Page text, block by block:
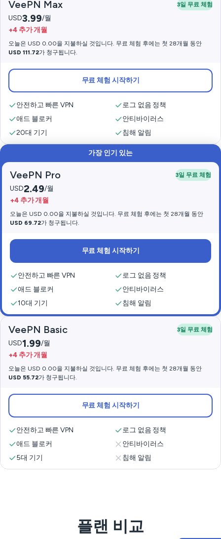
VeePN Max 3일 무료 체험
USD3.99/월
+4 추가 개월
오늘은 USD 0.00을 지불하실 것입니다. 무료 체험 후에는 첫 28개월 동안
USD 111.72가 청구됩니다.
무료 체험 시작하기
안전하고 빠른 VPN
로그 없음 정책
애드 블로커
안티바이러스
20대 기기
침해 알림
가장 인기 있는
VeePN Pro 3일 무료 체험
USD2.49/월
+4 추가 개월
오늘은 USD 0.00을 지불하실 것입니다. 무료 체험 후에는 첫 28개월 동안
USD 69.72가 청구됩니다.
무료 체험 시작하기
안전하고 빠른 VPN
로그 없음 정책
애드 블로커
안티바이러스
10대 기기
침해 알림
VeePN Basic 3일 무료 체험
USD1.99/월
+4 추가 개월
오늘은 USD 0.00을 지불하실 것입니다. 무료 체험 후에는 첫 28개월 동안
USD 55.72가 청구됩니다.
무료 체험 시작하기
안전하고 빠른 VPN
로그 없음 정책
애드 블로커
안티바이러스
5대 기기
침해 알림
플랜 비교